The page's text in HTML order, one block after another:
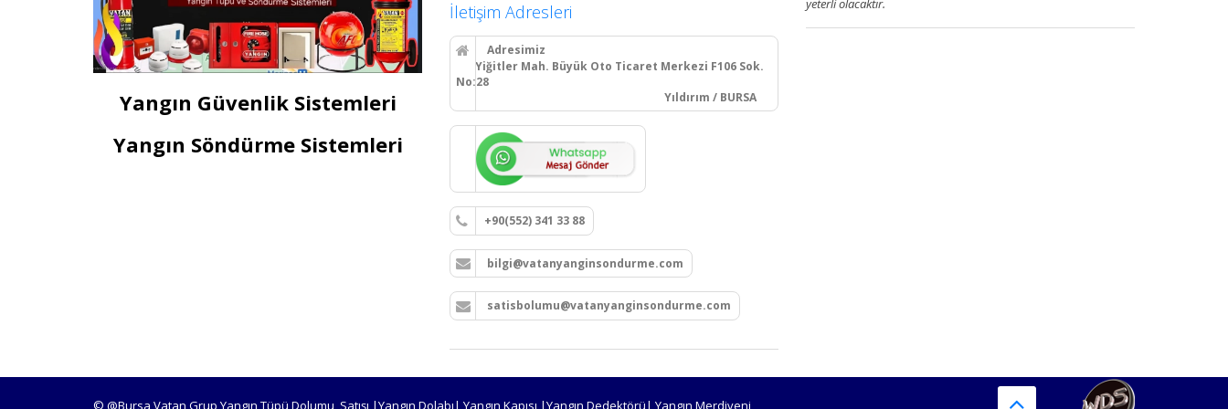
Yangın Güvenlik Sistemleri
Yangın Söndürme Sistemleri
İletişim Adresleri
Adresimiz
Yiğitler Mah. Büyük Oto Ticaret Merkezi F106 Sok.
No:28
Yıldırım / BURSA
+90(552) 341 33 88
bilgi@vatanyanginsondurme.com
satisbolumu@vatanyanginsondurme.com
yeterli olacaktır.
© @Bursa Vatan Grup Yangın Tüpü Dolumu, Satışı |Yangın Dolabı| Yangın Kapısı |Yangın Dedektörü| Yangın Merdiveni